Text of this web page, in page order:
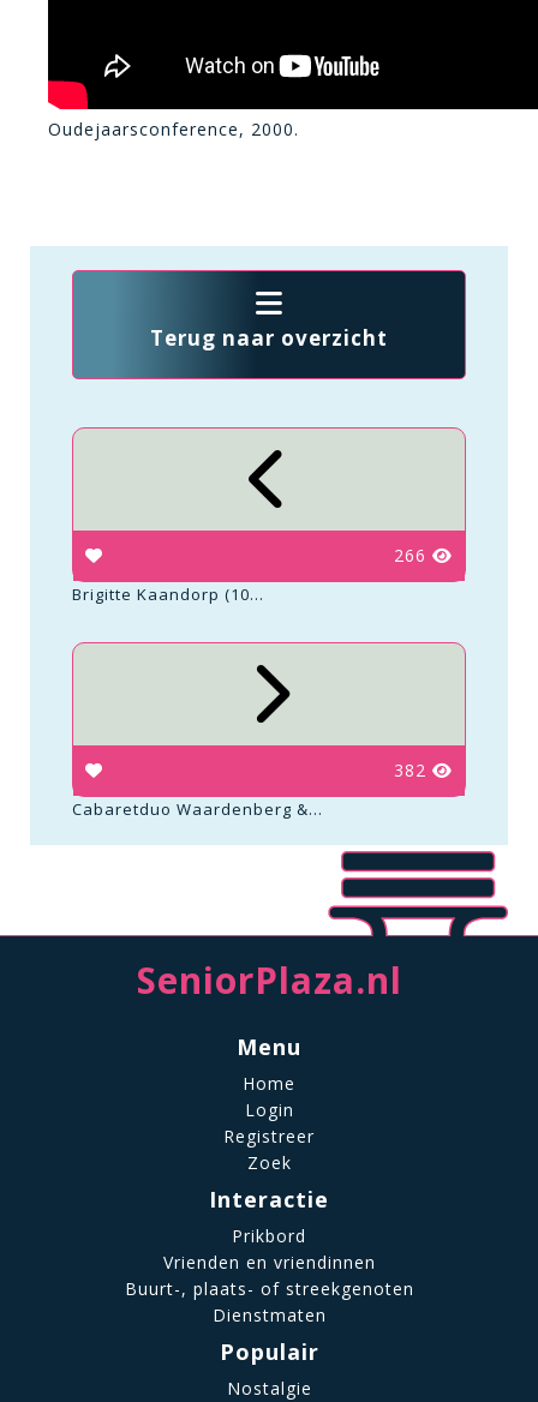
Oudejaarsconference, 2000.
Terug naar overzicht
266
Brigitte Kaandorp (10...
382
Cabaretduo Waardenberg &...
SeniorPlaza.nl
Menu
Home
Login
Registreer
Zoek
Interactie
Prikbord
Vrienden en vriendinnen
Buurt-, plaats- of streekgenoten
Dienstmaten
Populair
Nostalgie